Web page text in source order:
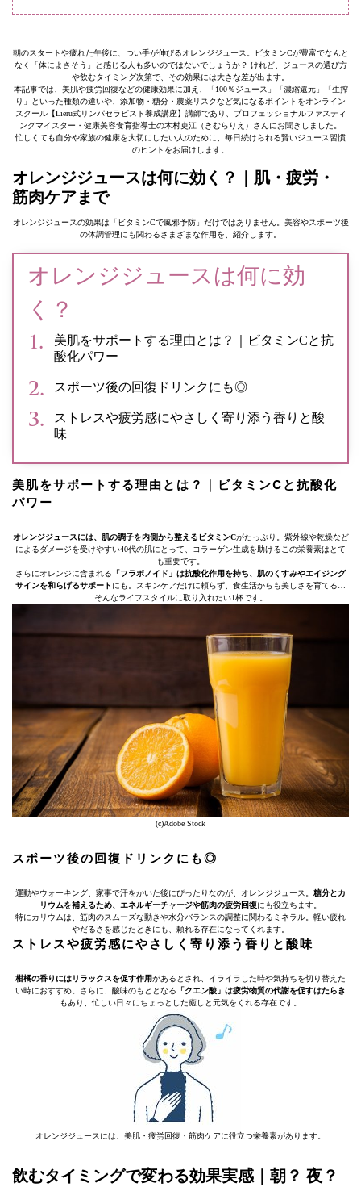
朝のスタートや疲れた午後に、つい手が伸びるオレンジジュース。ビタミンCが豊富でなんと
なく「体によさそう」と感じる人も多いのではないでしょうか？ けれど、ジュースの選び方
や飲むタイミング次第で、その効果には大きな差が出ます。
本記事では、美肌や疲労回復などの健康効果に加え、「100％ジュース」「濃縮還元」「生搾
り」といった種類の違いや、添加物・糖分・農薬リスクなど気になるポイントをオンライン
スクール【Lieru式リンパセラピスト養成講座】講師であり、プロフェッショナルファスティ
ングマイスター・健康美容食育指導士の木村吏江（きむらりえ）さんにお聞きしました。
忙しくても自分や家族の健康を大切にしたい人のために、毎日続けられる賢いジュース習慣
のヒントをお届けします。
オレンジジュースは何に効く？｜肌・疲労・
筋肉ケアまで
オレンジジュースの効果は「ビタミンCで風邪予防」だけではありません。美容やスポーツ後
の体調管理にも関わるさまざまな作用を、紹介します。
オレンジジュースは何に効
く？
美肌をサポートする理由とは？｜ビタミンCと抗
酸化パワー
スポーツ後の回復ドリンクにも◎
ストレスや疲労感にやさしく寄り添う香りと酸
味
美肌をサポートする理由とは？｜ビタミンCと抗酸化
パワー
オレンジジュースには、肌の調子を内側から整えるビタミンCがたっぷり。紫外線や乾燥など
によるダメージを受けやすい40代の肌にとって、コラーゲン生成を助けるこの栄養素はとて
も重要です。
さらにオレンジに含まれる 「フラボノイド」は抗酸化作用を持ち、肌のくすみやエイジング
サインを和らげるサポート にも。スキンケアだけに頼らず、食生活からも美しさを育てる…
そんなライフスタイルに取り入れたい1杯です。
(c)Adobe Stock
スポーツ後の回復ドリンクにも◎
運動やウォーキング、家事で汗をかいた後にぴったりなのが、オレンジジュース。 糖分とカ
リウムを補えるため、エネルギーチャージや筋肉の疲労回復にも役立ちます。
特にカリウムは、筋肉のスムーズな動きや水分バランスの調整に関わるミネラル。軽い疲れ
やだるさを感じたときにも、頼れる存在になってくれます。
ストレスや疲労感にやさしく寄り添う香りと酸味
柑橘の香りにはリラックスを促す作用があるとされ、イライラした時や気持ちを切り替えた
い時におすすめ。さらに、酸味のもととなる 「クエン酸」は疲労物質の代謝を促すはたらき
もあり、忙しい日々にちょっとした癒しと元気をくれる存在です。
オレンジジュースには、美肌・疲労回復・筋肉ケアに役立つ栄養素があります。
飲むタイミングで変わる効果実感｜朝？ 夜？